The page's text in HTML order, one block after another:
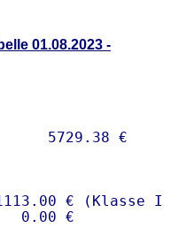
01.08.2023 -
€ (Klasse I)
0.00 €